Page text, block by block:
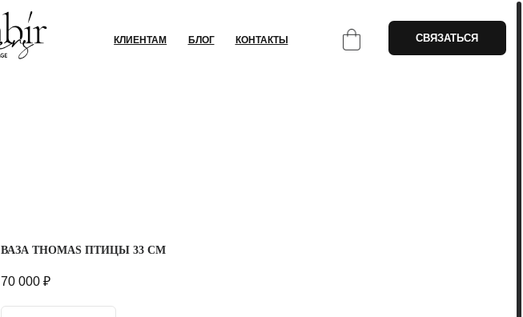
БЛОГ КОНТАКТЫ СВЯЗАТЬСЯ
ВАЗА THOMAS ПТИЦЫ 33 СМ
70 000 ₽